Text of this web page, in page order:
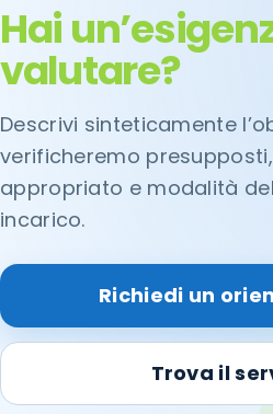
Hai
valutare?
Descrivi sinteticamente
verificheremo
appropriato e modalità
incarico.
Richiedi un
Trova il